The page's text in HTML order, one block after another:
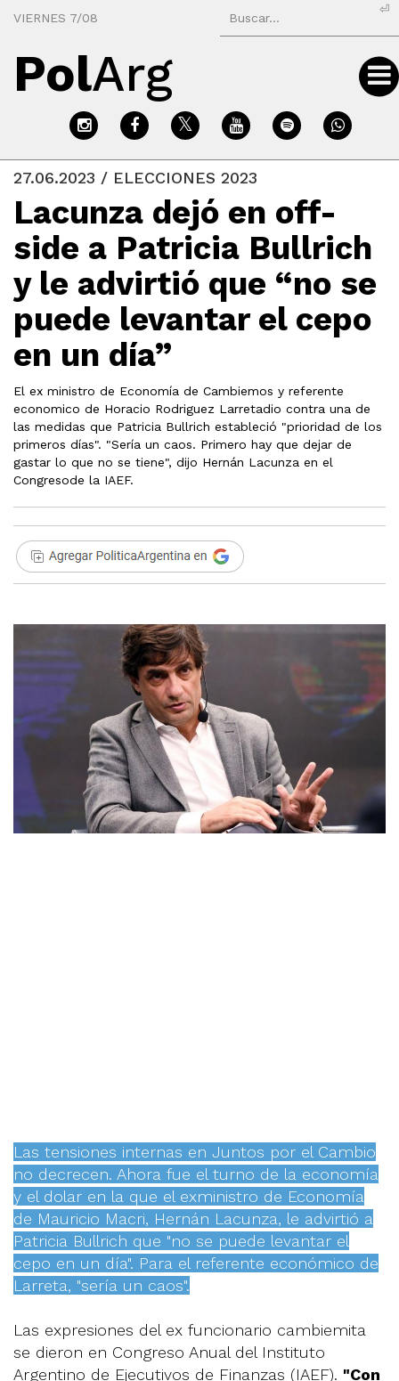
VIERNES 7/08
⏎
PolArg
27.06.2023 / ELECCIONES 2023
Lacunza dejó en off-
side a Patricia Bullrich
y le advirtió que “no se
puede levantar el cepo
en un día”
El ex ministro de Economía de Cambiemos y referente
economico de Horacio Rodriguez Larretadio contra una de
las medidas que Patricia Bullrich estableció "prioridad de los
primeros días". "Sería un caos. Primero hay que dejar de
gastar lo que no se tiene", dijo Hernán Lacunza en el
Congresode la IAEF.
Las tensiones internas en Juntos por el Cambio
no decrecen. Ahora fue el turno de la economía
y el dolar en la que el exministro de Economía
de Mauricio Macri, Hernán Lacunza, le advirtió a
Patricia Bullrich que "no se puede levantar el
cepo en un día". Para el referente económico de
Larreta, "sería un caos".
Las expresiones del ex funcionario cambiemita
se dieron en Congreso Anual del Instituto
Argentino de Ejecutivos de Finanzas (IAEF). "Con